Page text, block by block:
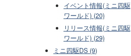
イベント情報(ミニ四駆
ワールド) (20)
リリース情報(ミニ四駆
ワールド) (29)
ミニ四駆DS (9)